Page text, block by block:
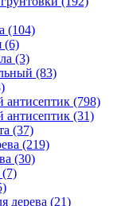
(104)
(6)
(3)
(83)
антисептик (798)
антисептик (31)
(37)
(219)
(30)
(7)
дерева (21)